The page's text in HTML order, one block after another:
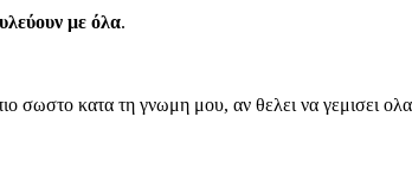
με όλα.
σωστο κατα τη γνωμη μου, αν θελει να γεμισει